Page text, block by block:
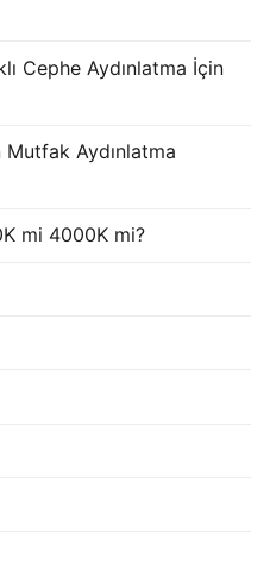
Cephe Aydınlatma İçin
Aydınlatma
mi 4000K mi?